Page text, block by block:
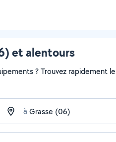
et alentours
? Trouvez rapidement
à